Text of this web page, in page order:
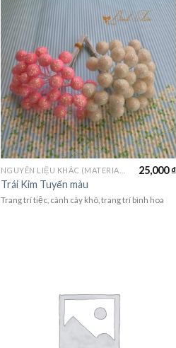
Trái Kim Tuyến màu
25,000₫
Trang trí tiệc, cành cây khô, trang trí bình hoa